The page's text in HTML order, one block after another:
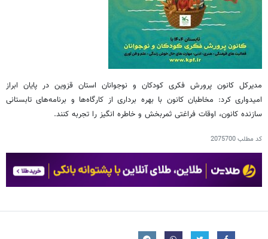
مدیرکل کانون پرورش فکری کودکان و نوجوانان استان قزوین در پایان ابراز
امیدواری کرد: مخاطبان کانون با بهره برداری از کارگاه‌ها و برنامه‌های تابستانی
سازنده کانون، اوقات فراغتی ثمربخش و خاطره انگیز را تجربه کنند.
کد مطلب2075700